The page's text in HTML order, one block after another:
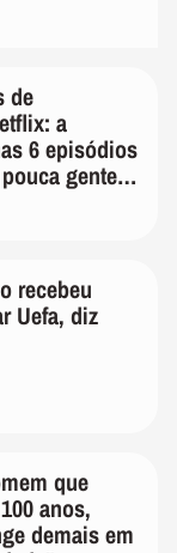
de
a
6 episódios
gente
recebeu
Uefa, diz
que
anos,
demais em